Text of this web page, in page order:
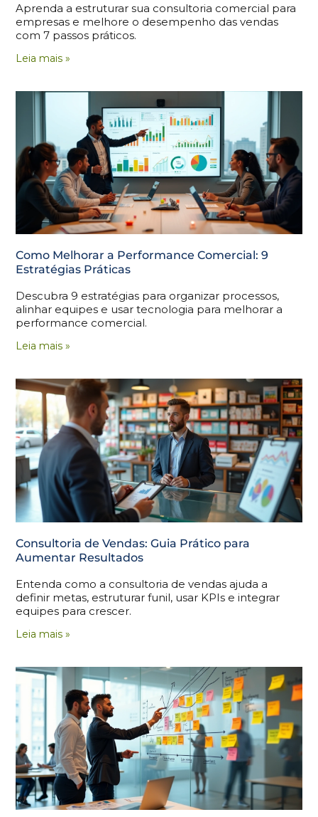
Aprenda a estruturar sua consultoria comercial para
empresas e melhore o desempenho das vendas
com 7 passos práticos.
Leia mais »
Como Melhorar a Performance Comercial: 9
Estratégias Práticas
Descubra 9 estratégias para organizar processos,
alinhar equipes e usar tecnologia para melhorar a
performance comercial.
Leia mais »
Consultoria de Vendas: Guia Prático para
Aumentar Resultados
Entenda como a consultoria de vendas ajuda a
definir metas, estruturar funil, usar KPIs e integrar
equipes para crescer.
Leia mais »